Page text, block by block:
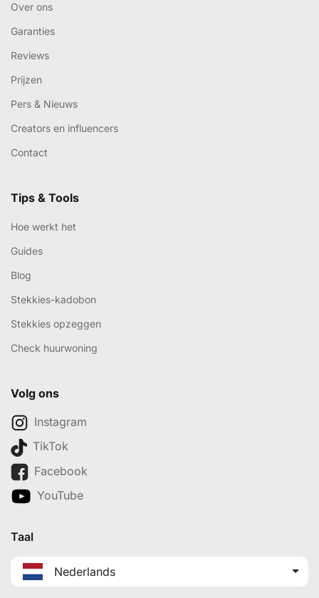
Over ons
Garanties
Reviews
Prijzen
Pers & Nieuws
Creators en influencers
Contact
Tips & Tools
Hoe werkt het
Guides
Blog
Stekkies-kadobon
Stekkies opzeggen
Check huurwoning
Volg ons
Instagram
TikTok
Facebook
YouTube
Taal
Nederlands